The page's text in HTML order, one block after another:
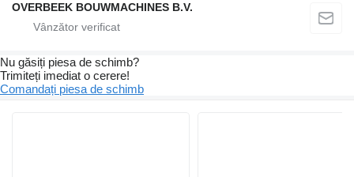
OVERBEEK BOUWMACHINES B.V.
Nu găsiți piesa de schimb?
Trimiteți imediat o cerere!
Comandați piesa de schimb